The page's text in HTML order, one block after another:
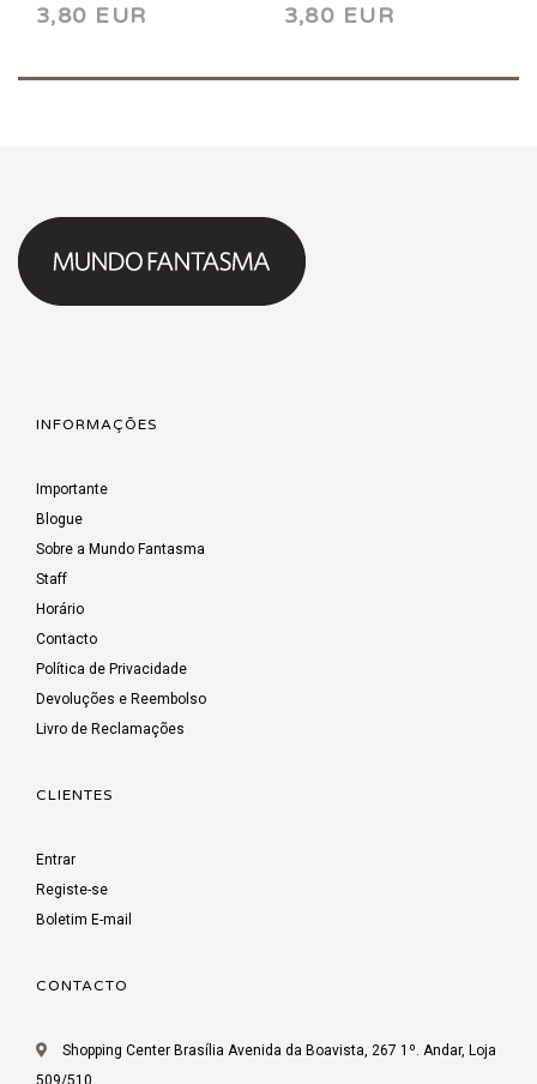
3,80 EUR
3,80 EUR
INFORMAÇÕES
Importante
Blogue
Sobre a Mundo Fantasma
Staff
Horário
Contacto
Política de Privacidade
Devoluções e Reembolso
Livro de Reclamações
CLIENTES
Entrar
Registe-se
Boletim E-mail
CONTACTO
Shopping Center Brasília Avenida da Boavista, 267 1º. Andar, Loja
509/510,